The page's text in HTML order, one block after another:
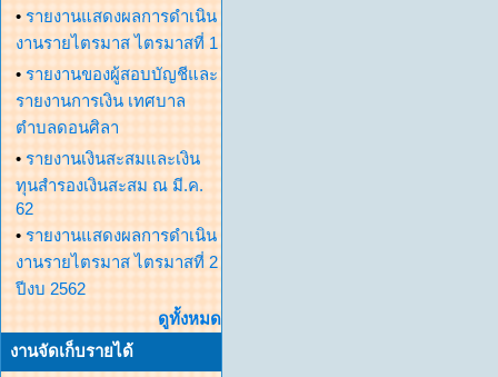
• รายงานแสดงผลการดำเนิน
งานรายไตรมาส ไตรมาสที่ 1
• รายงานของผู้สอบบัญชีและ
รายงานการเงิน เทศบาล
ตำบลดอนศิลา
• รายงานเงินสะสมและเงิน
ทุนสำรองเงินสะสม ณ มี.ค.
62
• รายงานแสดงผลการดำเนิน
งานรายไตรมาส ไตรมาสที่ 2
ปีงบ 2562
ดูทั้งหมด
งานจัดเก็บรายได้